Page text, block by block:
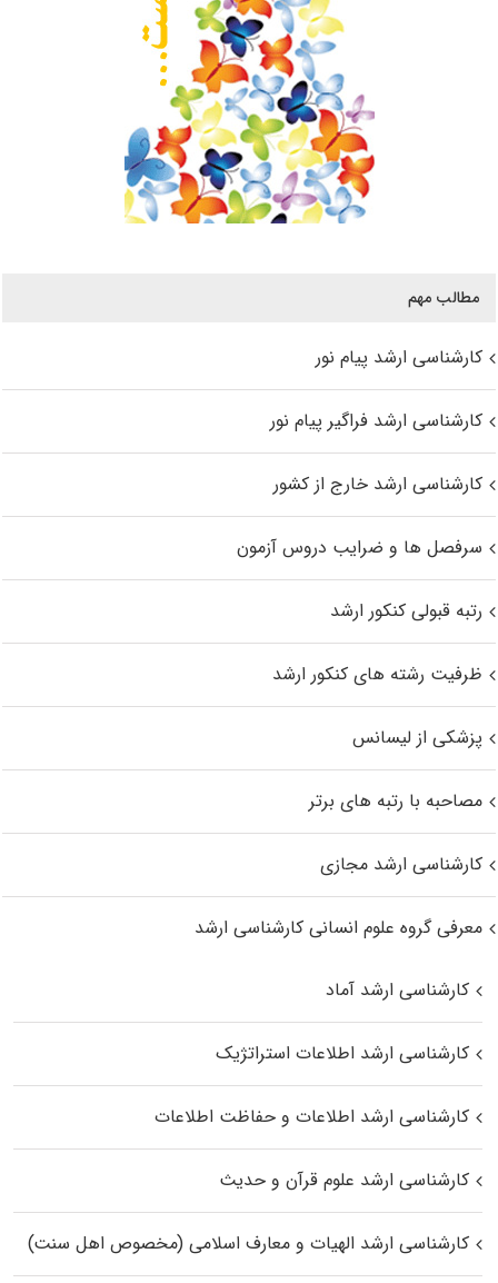
مطالب مهم
کارشناسی ارشد پیام نور
کارشناسی ارشد فراگیر پیام نور
کارشناسی ارشد خارج از کشور
سرفصل ها و ضرایب دروس آزمون
رتبه قبولی کنکور ارشد
ظرفیت رشته های کنکور ارشد
پزشکی از لیسانس
مصاحبه با رتبه های برتر
کارشناسی ارشد مجازی
معرفی گروه علوم انسانی کارشناسی ارشد
کارشناسی ارشد آماد
کارشناسی ارشد اطلاعات استراتژیک
کارشناسی ارشد اطلاعات و حفاظت اطلاعات
کارشناسی ارشد علوم قرآن و حدیث
کارشناسی ارشد الهیات و معارف اسلامی (مخصوص اهل سنت)